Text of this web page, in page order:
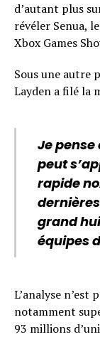
d’autant plus
révéler Senua,
Xbox Games
Sous une autre
Layden a filé la
Je pense
peut
rapide
grand
équipes
L’analyse n’est
notamment
93 millions